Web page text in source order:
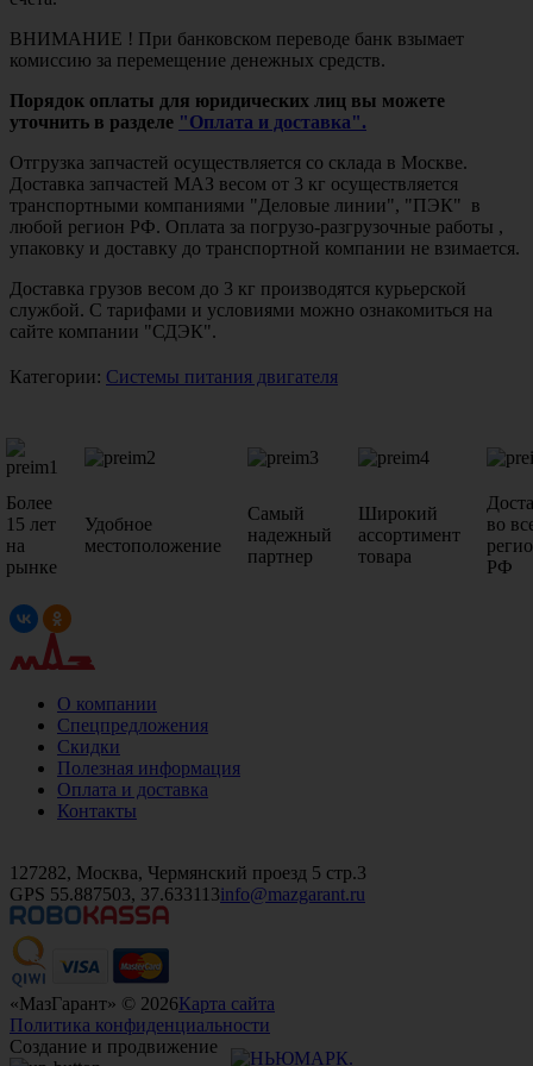
ВНИМАНИЕ ! При банковском переводе банк взымает
комиссию за перемещение денежных средств.
Порядок оплаты для юридических лиц вы можете
уточнить в разделе "Оплата и доставка".
Отгрузка запчастей осуществляется со склада в Москве.
Доставка запчастей МАЗ весом от 3 кг осуществляется
транспортными компаниями "Деловые линии", "ПЭК" в
любой регион РФ. Оплата за погрузо-разгрузочные работы ,
упаковку и доставку до транспортной компании не взимается.
Доставка грузов весом до 3 кг производятся курьерской
службой. С тарифами и условиями можно ознакомиться на
сайте компании "СДЭК".
Категории: Системы питания двигателя
Более
15 лет
на
рынке
Удобное
местоположение
Самый
надежный
партнер
Широкий
ассортимент
товара
во
РФ
О компании
Спецпредложения
Скидки
Полезная информация
Оплата и доставка
Контакты
127282, Москва, Чермянский проезд 5 стр.3
GPS 55.887503, 37.633113info@mazgarant.ru
«МазГарант» © 2026Карта сайта
Политика конфиденциальности
Создание и продвижение